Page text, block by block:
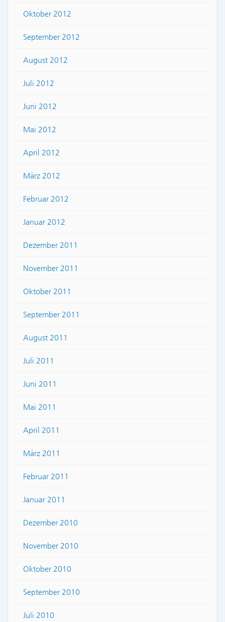
Oktober 2012
September 2012
August 2012
Juli 2012
Juni 2012
Mai 2012
April 2012
März 2012
Februar 2012
Januar 2012
Dezember 2011
November 2011
Oktober 2011
September 2011
August 2011
Juli 2011
Juni 2011
Mai 2011
April 2011
März 2011
Februar 2011
Januar 2011
Dezember 2010
November 2010
Oktober 2010
September 2010
Juli 2010